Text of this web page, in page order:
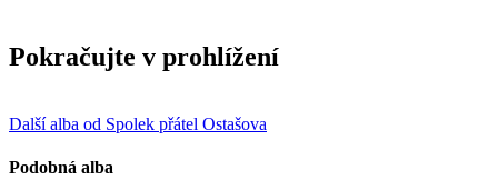
Pokračujte v prohlížení
Další alba od Spolek přátel Ostašova
Podobná alba